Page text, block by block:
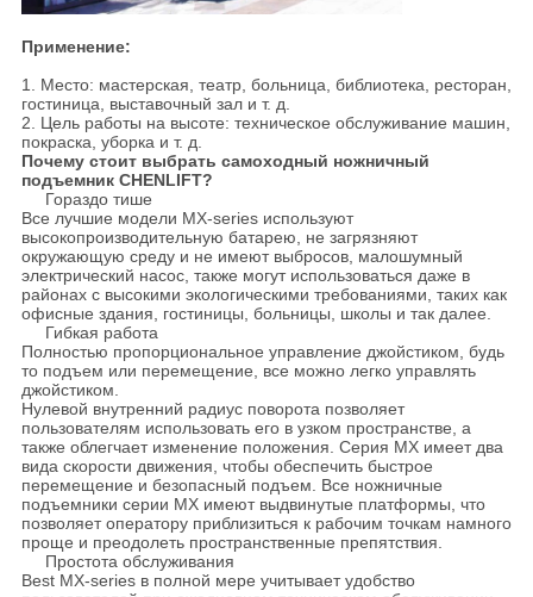
Применение:
1. Место: мастерская, театр, больница, библиотека, ресторан,
гостиница, выставочный зал и т. д.
2. Цель работы на высоте: техническое обслуживание машин,
покраска, уборка и т. д.
Почему стоит выбрать самоходный ножничный
подъемник CHENLIFT?
Гораздо тише
Все лучшие модели MX-series используют
высокопроизводительную батарею, не загрязняют
окружающую среду и не имеют выбросов, малошумный
электрический насос, также могут использоваться даже в
районах с высокими экологическими требованиями, таких как
офисные здания, гостиницы, больницы, школы и так далее.
Гибкая работа
Полностью пропорциональное управление джойстиком, будь
то подъем или перемещение, все можно легко управлять
джойстиком.
Нулевой внутренний радиус поворота позволяет
пользователям использовать его в узком пространстве, а
также облегчает изменение положения. Серия MX имеет два
вида скорости движения, чтобы обеспечить быстрое
перемещение и безопасный подъем. Все ножничные
подъемники серии MX имеют выдвинутые платформы, что
позволяет оператору приблизиться к рабочим точкам намного
проще и преодолеть пространственные препятствия.
Простота обслуживания
Best MX-seriesв полной мере учитывает удобство